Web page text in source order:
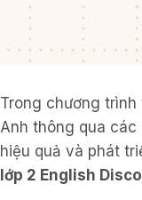
Trong chương
Anh thông qua
hiệu quả và phát
lớp 2 English